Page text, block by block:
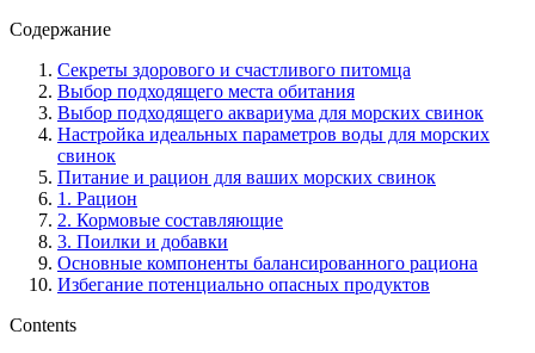
Содержание
Секреты здорового и счастливого питомца
Выбор подходящего места обитания
Выбор подходящего аквариума для морских свинок
Настройка идеальных параметров воды для морских
свинок
Питание и рацион для ваших морских свинок
1. Рацион
2. Кормовые составляющие
3. Поилки и добавки
Основные компоненты балансированного рациона
Избегание потенциально опасных продуктов
Contents